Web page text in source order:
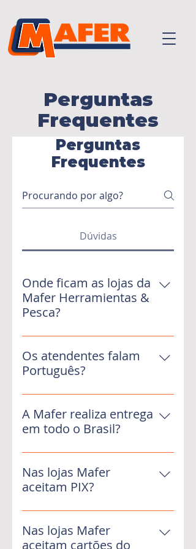
Perguntas
Frequentes
Perguntas
Frequentes
Dúvidas
Onde ficam as lojas da
Mafer Herramientas &
Pesca?
Nossas lojas ficam em Pedro
Juan Caballero no Paraguai.
Pedro Juan faz fronteira com
Sul). Utiliza nossa seção de
CONTATOS para encontrar
nossos endereços!
Os atendentes falam
Português?
Sim. Nossos colaboradores
podem conversar em
Português, Espanhol e Guarani!
A Mafer realiza entrega
em todo o Brasil?
Não! A Mafer não realiza
entregas no território Brasileiro,
apenas no Paraguai.
Nas lojas Mafer
aceitam PIX?
Sim. Aceitamos PIX nas Lojas
Mafer!
Nas lojas Mafer
aceitam cartões do